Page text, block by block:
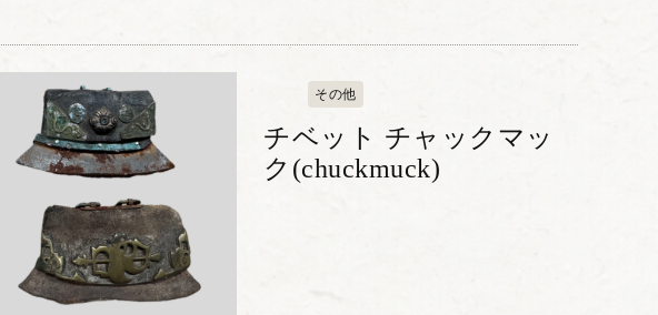
その他
チベット チャックマッ
ク(chuckmuck)